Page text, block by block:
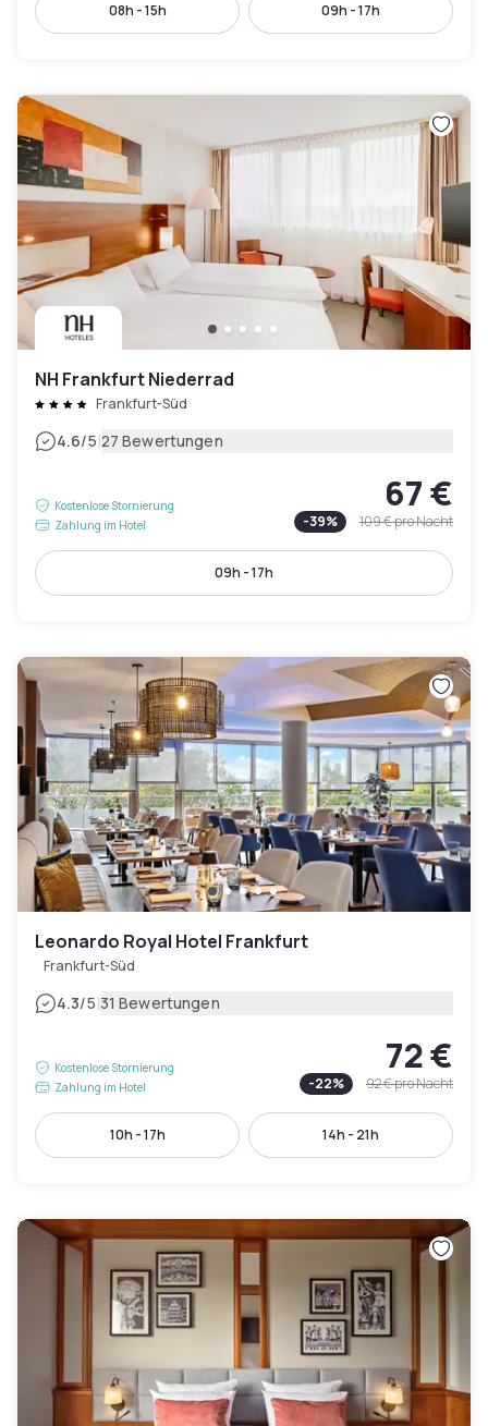
08h - 15h 09h - 17h
NH Frankfurt Niederrad
Frankfurt-Süd
4.6/5|27 Bewertungen
Kostenlose Stornierung
Zahlung im Hotel
67 €
-39% 109 €pro Nacht
09h - 17h
Leonardo Royal Hotel Frankfurt
Frankfurt-Süd
4.3/5|31 Bewertungen
Kostenlose Stornierung
Zahlung im Hotel
72 €
-22% 92 €pro Nacht
10h - 17h 14h - 21h